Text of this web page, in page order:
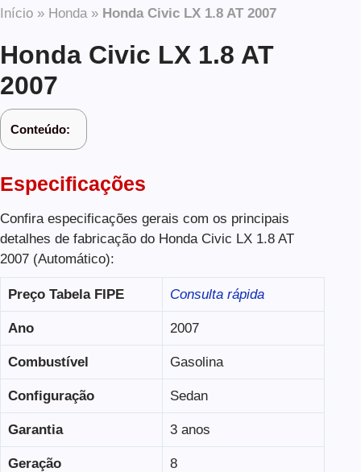
Início » Honda» Honda Civic LX 1.8 AT 2007
Honda Civic LX 1.8 AT
2007
Conteúdo:
Especificações
Confira especificações gerais com os principais
detalhes de fabricação do Honda Civic LX 1.8 AT
2007 (Automático):
Preço Tabela FIPE Consulta rápida
Ano 2007
Combustível Gasolina
Configuração Sedan
Garantia 3 anos
Geração 8